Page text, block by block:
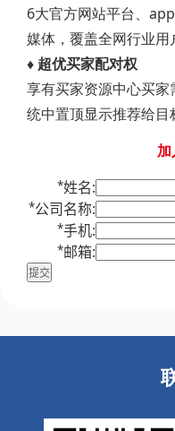
6大官方网站平台、
媒体，覆盖全网行业用
♦ 超优买家配对权
享有买家资源中心买
统中置顶显示推荐给目
*姓名:
*公司名称:
*手机:
*邮箱: